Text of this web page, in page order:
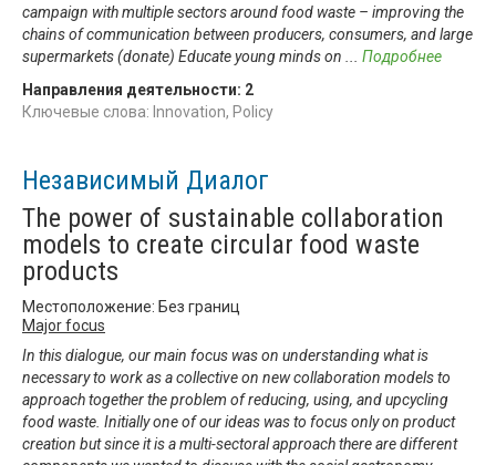
campaign with multiple sectors around food waste – improving the
chains of communication between producers, consumers, and large
supermarkets (donate) Educate young minds on
Подробнее
Направления деятельности: 2
Ключевые слова: Innovation, Policy
Независимый Диалог
The power of sustainable collaboration
models to create circular food waste
products
Местоположение: Без границ
Major focus
In this dialogue, our main focus was on understanding what is
necessary to work as a collective on new collaboration models to
approach together the problem of reducing, using, and upcycling
food waste. Initially one of our ideas was to focus only on product
creation but since it is a multi-sectoral approach there are different